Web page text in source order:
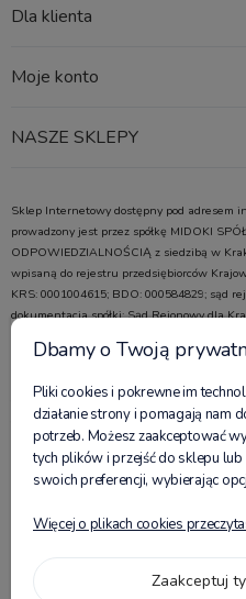
Dla klienta
Moje konto
NASZE SKLEPY
Sklep Internetowy dostępny pod adresem
prowadzony jest przez spółkę MIDOKI
ODPOWIEDZIALNOŚCIĄ z siedzibą w
wpisaną do rejestru przedsiębiorców
KRS: 0001004615; BDO: 000584829; sąd
dokumentacja spółki: Sąd Rejonowy dla
100 000,00 zł; NIP 6772486997, REGON
307 11 88 (tel. stacjonarny). Adres do
30-148 Kraków.
Dbamy o Twoją
Pliki cookies i pokrewne im
działanie strony i pomagają nam
potrzeb. Możesz zaakceptować
tych plików i przejść do sklepu
swoich preferencji, wybierając
Więcej o plikach cookies
Zaakceptuj